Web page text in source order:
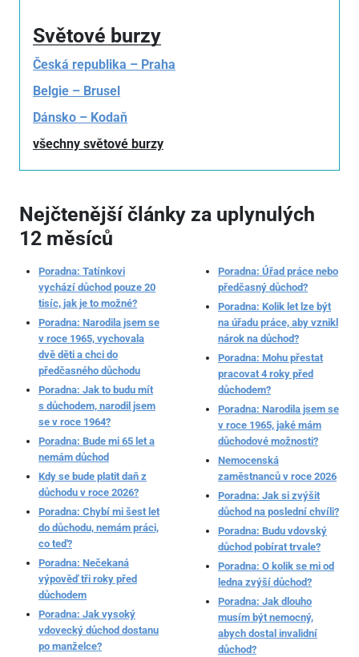
Světové burzy
Česká republika – Praha
Belgie – Brusel
Dánsko – Kodaň
všechny světové burzy
Nejčtenější články za uplynulých
12 měsíců
Poradna: Tatínkovi
vychází důchod pouze 20
tisíc, jak je to možné?
Poradna: Narodila jsem se
v roce 1965, vychovala
dvě děti a chci do
předčasného důchodu
Poradna: Jak to budu mít
s důchodem, narodil jsem
se v roce 1964?
Poradna: Bude mi 65 let a
nemám důchod
Kdy se bude platit daň z
důchodu v roce 2026?
Poradna: Chybí mi šest let
do důchodu, nemám práci,
co teď?
Poradna: Nečekaná
výpověď tři roky před
důchodem
Poradna: Jak vysoký
vdovecký důchod dostanu
po manželce?
Poradna: Úřad práce nebo
předčasný důchod?
Poradna: Kolik let lze být
na úřadu práce, aby vznikl
nárok na důchod?
Poradna: Mohu přestat
pracovat 4 roky před
důchodem?
Poradna: Narodila jsem se
v roce 1965, jaké mám
důchodové možnosti?
Nemocenská
zaměstnanců v roce 2026
Poradna: Jak si zvýšit
důchod na poslední chvíli?
Poradna: Budu vdovský
důchod pobírat trvale?
Poradna: O kolik se mi od
ledna zvýší důchod?
Poradna: Jak dlouho
musím být nemocný,
abych dostal invalidní
důchod?